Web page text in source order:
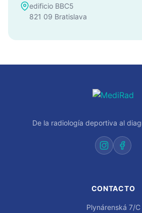
edificio BBC5
821 09 Bratislava
De la radiología deportiva al
CONTACTO
Plynárenská 7/C